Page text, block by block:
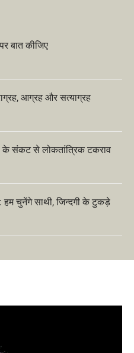
पर बात कीजिए
आग्रह और सत्याग्रह
के संकट से लोकतांत्रिक टकराव
हम चुनेंगे साथी, जिन्दगी के टुकड़े